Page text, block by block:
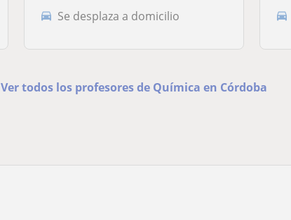
Se desplaza a domicilio
Ver todos los profesores de Química en Córdoba